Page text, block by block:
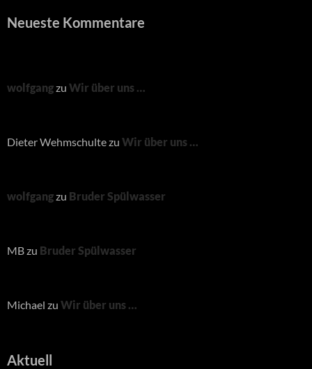
Neueste Kommentare
wolfgangzu Wir über uns …
Dieter Wehmschultezu Wir über uns …
wolfgangzu Bruder Spülwasser
MBzu Bruder Spülwasser
Michael zu Wir über uns …
Aktuell